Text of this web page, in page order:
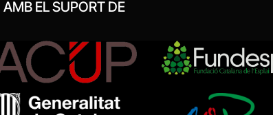
AMB EL SUPORT DE